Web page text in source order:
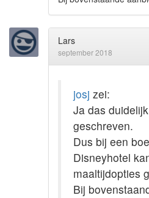
Lars
september 2018
josj zei:
Ja das
geschreven.
Dus bij een
Disneyhotel
maaltijdopties
Bij